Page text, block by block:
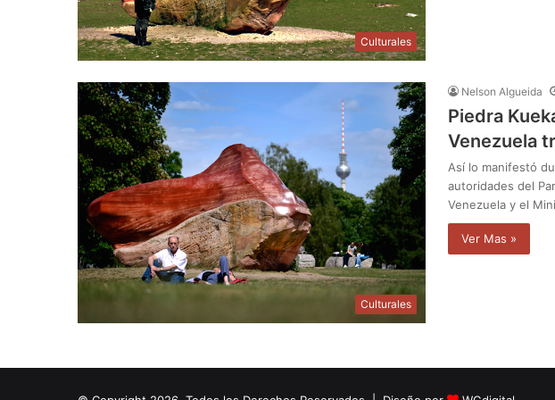
Culturales
Culturales
Nelson Algueida
Piedra
Venezuela
Así lo manifestó
autoridades del
Venezuela y el
Ver Mas »